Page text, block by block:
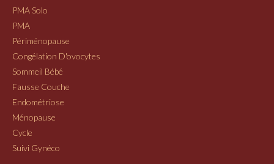
PMA Solo
PMA
Périménopause
Congélation D'ovocytes
Sommeil Bébé
Fausse Couche
Endométriose
Ménopause
Cycle
Suivi Gynéco